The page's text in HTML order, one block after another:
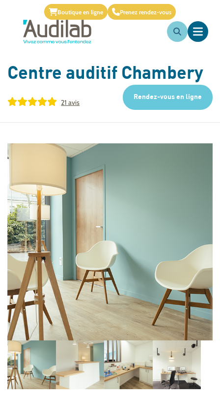
Boutique en ligne Prenez rendez-vous
Centre auditif Chambery
21 avis
Rendez-vous en ligne